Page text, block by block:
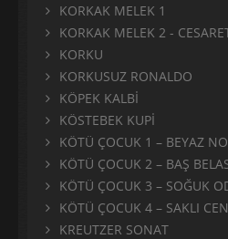
KORKAK MELEK 1
KORKAK MELEK 2 -
KORKU
KORKUSUZ RONALDO
KÖPEK KALBİ
KÖSTEBEK KUPİ
KÖTÜ ÇOCUK 1 – BEYAZ
KÖTÜ ÇOCUK 2 – BAŞ
KÖTÜ ÇOCUK 3 – SOĞUK
KÖTÜ ÇOCUK 4 – SAKLI
KREUTZER SONAT